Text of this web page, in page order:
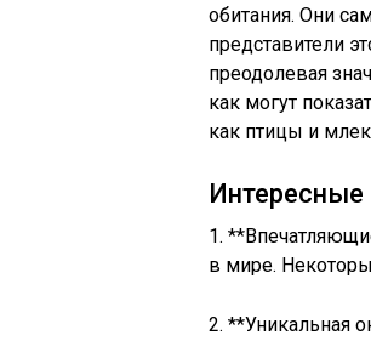
обитания. Они
представители
преодолевая
как могут
как птицы и
1.
в мире.
2. **Уникальная